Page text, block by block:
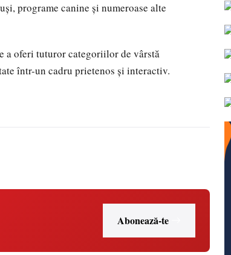
programe canine și numeroase alte
a oferi tuturor categoriilor de vârstă
într-un cadru prietenos și interactiv.
Abonează-te